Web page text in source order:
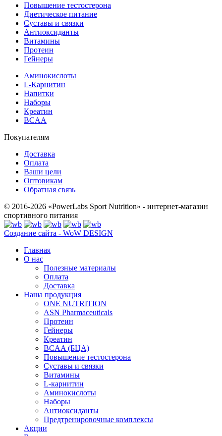
Повышение тестостерона
Диетическое питание
Суставы и связки
Антиоксиданты
Витамины
Протеин
Гейнеры
Аминокислоты
L-Карнитин
Напитки
Наборы
Креатин
BCAA
Покупателям
Доставка
Оплата
Ваши цели
Оптовикам
Обратная связь
© 2016-2026 «PowerLabs Sport Nutrition» - интернет-магазин
спортивного питания
Создание сайта - WoW DESIGN
Главная
О нас
Полезные материалы
Оплата
Доставка
Наша продукция
ONE NUTRITION
ASN Pharmaceuticals
Протеин
Гейнеры
Креатин
BCAA (БЦА)
Повышение тестостерона
Суставы и связки
Витамины
L-карнитин
Аминокислоты
Наборы
Антиоксиданты
Предтренировочные комплексы
Акции